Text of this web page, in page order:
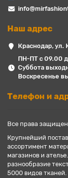
Наш адрес
Краснодар, ул.
ПН-ПТ с 09.00
Суббота
Воскресенье
Телефон и
Все права
Крупнейший
ассортимент
магазинов и
разнообразие
5000 видов тканей.